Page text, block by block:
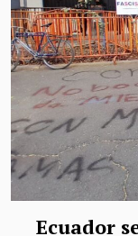
Ecuador